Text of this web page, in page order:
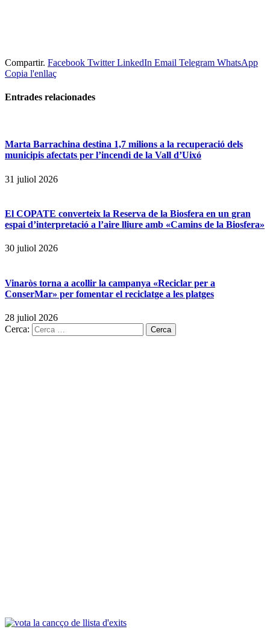
Compartir. Facebook Twitter LinkedIn Email Telegram WhatsApp
Copia l'enllaç
Entrades relacionades
Marta Barrachina destina 1,7 milions a la recuperació dels
municipis afectats per l’incendi de la Vall d’Uixó
31 juliol 2026
El COPATE converteix la Reserva de la Biosfera en un gran
espai d’interpretació a l’aire lliure amb «Camins de la Biosfera»
30 juliol 2026
Vinaròs torna a acollir la campanya «Reciclar per a
ConserMar» per fomentar el reciclatge a les platges
28 juliol 2026
Cerca: